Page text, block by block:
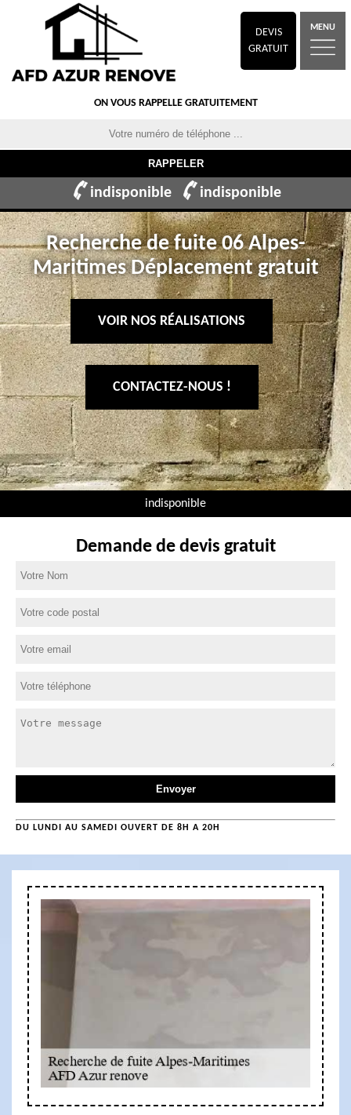
DEVIS
GRATUIT
MENU
ON VOUS RAPPELLE GRATUITEMENT
indisponible indisponible
Recherche de fuite 06 Alpes-
Maritimes Déplacement gratuit
VOIR NOS RÉALISATIONS
CONTACTEZ-NOUS !
indisponible
Demande de devis gratuit
DU LUNDI AU SAMEDI OUVERT DE 8H A 20H